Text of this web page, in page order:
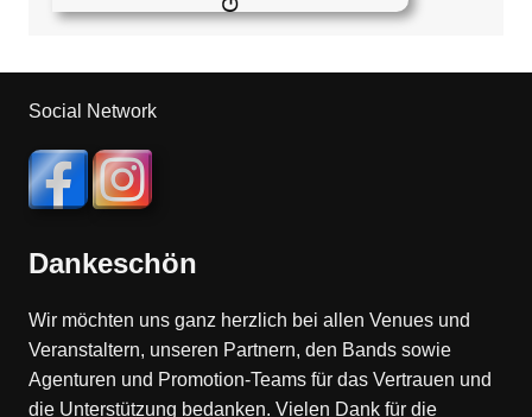
Social Network
Dankeschön
Wir möchten uns ganz herzlich bei allen Venues und
Veranstaltern, unseren Partnern, den Bands sowie
Agenturen und Promotion-Teams für das Vertrauen und
die Unterstützung bedanken. Vielen Dank für die